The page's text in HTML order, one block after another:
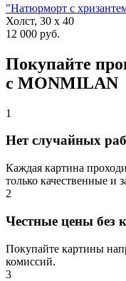
"Натюрморт с
Холст, 30 x 40
12 000 руб.
Покупайте
с MONMILAN
1
Нет случайных
Каждая картина
только качественные
2
Честные цены без
Покупайте картины
комиссий.
3